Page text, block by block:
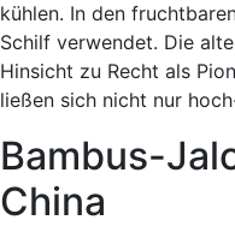
kühlen. In den
Schilf verwendet. Die
Hinsicht zu Recht als
ließen sich nicht nur
Bambus-
China